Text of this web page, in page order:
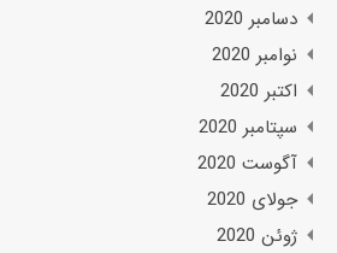
دسامبر 2020
نوامبر 2020
اکتبر 2020
سپتامبر 2020
آگوست 2020
جولای 2020
ژوئن 2020